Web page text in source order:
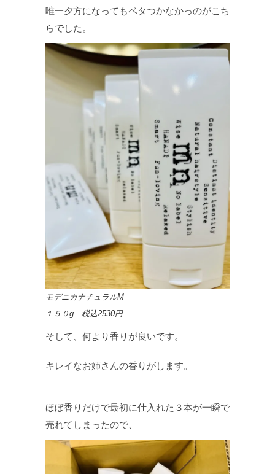
唯一夕方になってもベタつかなかっのがこち
らでした。
モデニカナチュラルM
１５０g 税込2530円
そして、何より香りが良いです。
キレイなお姉さんの香りがします。
ほぼ香りだけで最初に仕入れた３本が一瞬で
売れてしまったので、